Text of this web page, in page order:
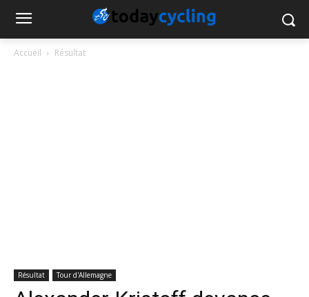
Accueil Résultat
Résultat Tour d'Allemagne